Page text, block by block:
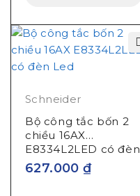
Schneider
Bộ công tắc bốn 2
chiều 16AX
E8334L2LED có đèn
Led
627.000₫